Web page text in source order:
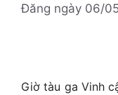
Đăng ngày 06/
Giờ tàu ga Vinh